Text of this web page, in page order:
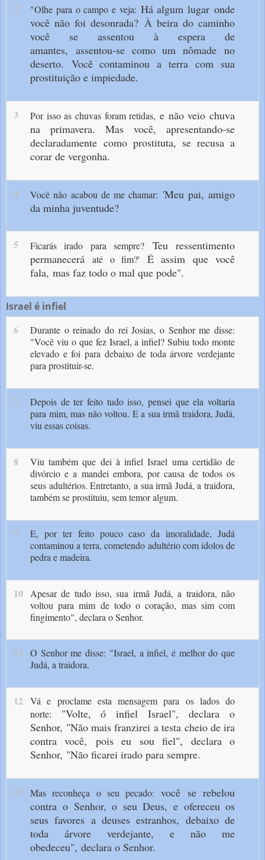
2 "Olhe para o campo e veja: Há algum lugaronde
você não foi desonrada? À beira do caminho
você se assentouà espera de
amantes, assentou-se como um nômadeno
deserto. Você contaminou a terracom sua
prostituição e impiedade.
3 Por isso as chuvas foram retidas, e não veio chuva
na primavera. Mas você, apresentando-se
declaradamente como prostituta, se recusa a
corar de vergonha.
4 Você não acabou de me chamar: 'Meu pai, amigo
da minha juventude?
5 Ficarás irado para sempre? Teu ressentimento
permaneceráaté o fim?' É assim que você
fala, mas faz todo o mal que pode".
Israel é infiel
6
Durante o reinado do rei Josias, o Senhor me disse:
"Você viu o que fez Israel, a infiel? Subiu todo monte
elevado e foi para debaixo de toda árvore verdejante
para prostituir-se.
7
Depois de ter feito tudo isso, pensei que ela voltaria
para mim, mas não vol­tou. E a sua irmã traidora, Judá,
viu essas coi­sas.
8
Viu também que dei à infiel Israel uma certidão de
divórcio e a mandei embora, por causa de todos os
seus adultérios. Entretanto, a sua irmã Judá, a traidora,
também se prostitu­iu, sem temor algum.
9
E, por ter feito pouco caso da imoralidade, Judá
contaminou a terra, come­tendo adultério com ídolos de
pedra e madeira.
10
Apesar de tudo isso, sua irmã Judá, a traidora, não
voltou para mim de todo o coração, mas sim com
fingimento", declara o Senhor.
11
O Senhor me disse: "Israel, a infiel, é melhor do que
Judá, a traidora.
12 Vá e proclame esta mensagem para os lados do
norte: "Volte, ó infiel Israel",declara o
Senhor, "Não mais franzirei a testa cheio de ira
contra você, pois eu sou fiel", declara o
Senhor, "Não ficarei irado para sempre.
13 Mas reconheça o seu pecado:você se rebelou
contrao Senhor, o seu Deus,e ofereceu os
seus favores a deuses estranhos, debaixo de
toda árvore verdejante,e não me
obedeceu", declara o Senhor.